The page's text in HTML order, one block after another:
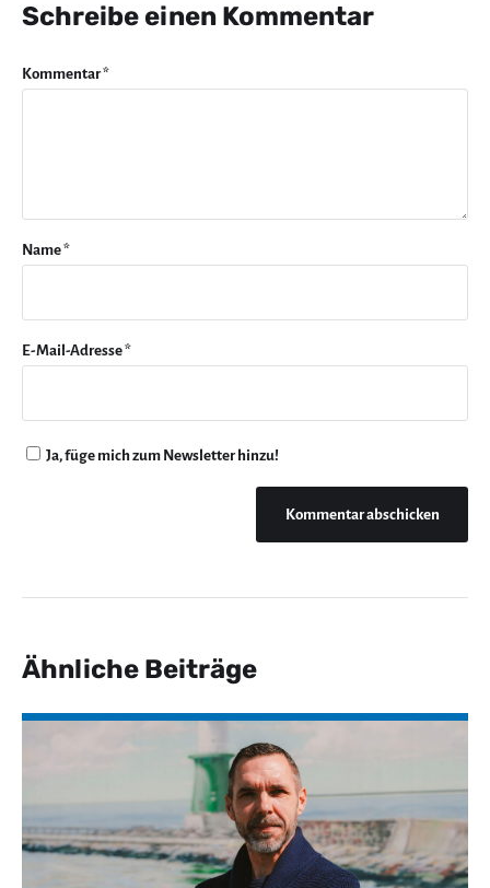
Schreibe einen Kommentar
Kommentar*
Name*
E-Mail-Adresse*
Ja, füge mich zum Newsletter hinzu!
Ähnliche Beiträge